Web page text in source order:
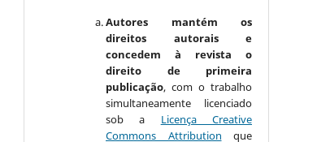
Autores mantém os
direitos autorais e
concedem à revista o
direito de primeira
publicação, com o trabalho
simultaneamente licenciado
sob a Licença Creative
Commons Attribution que